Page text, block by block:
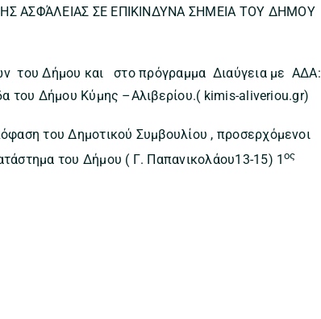
ΑΣΦΆΛΕΙΑΣ ΣΕ ΕΠΙΚΙΝΔΥΝΑ ΣΗΜΕΙΑ ΤΟΥ ΔΗΜΟΥ
του Δήμου και στο πρόγραμμα Διαύγεια με ΑΔΑ:
του Δήμου Κύμης –Αλιβερίου.( kimis-aliveriou.gr)
του Δημοτικού Συμβουλίου , προσερχόμενοι
του Δήμου ( Γ. Παπανικολάου13-15) 1ος